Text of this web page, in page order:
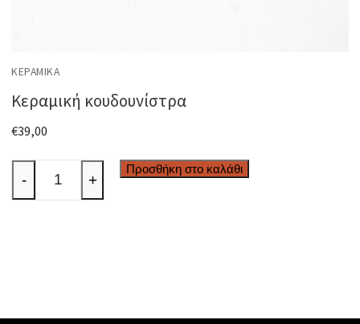
ΚΕΡΑΜΙΚΆ
Κεραμική κουδουνίστρα
€39,00
Κεραμική
κουδουνίστρα
- +
Προσθήκη στο καλάθι